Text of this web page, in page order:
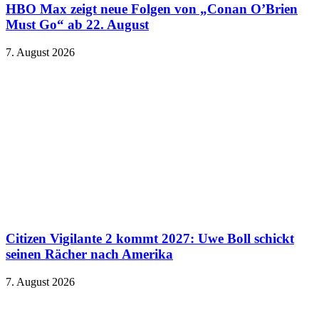
HBO Max zeigt neue Folgen von „Conan O’Brien
Must Go“ ab 22. August
7. August 2026
Citizen Vigilante 2 kommt 2027: Uwe Boll schickt
seinen Rächer nach Amerika
7. August 2026